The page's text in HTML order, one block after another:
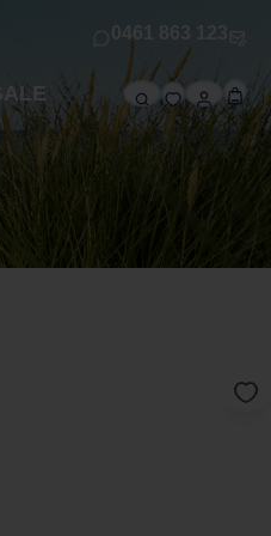
0461 863 123
SALE